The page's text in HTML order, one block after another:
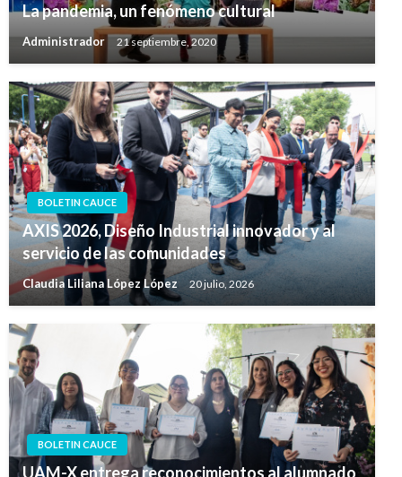
La pandemia, un fenómeno cultural
Administrador 21 septiembre, 2020
BOLETIN CAUCE
AXIS 2026, Diseño Industrial innovador y al
servicio de las comunidades
Claudia Liliana López López 20 julio, 2026
BOLETIN CAUCE
UAM-X entrega reconocimientos al alumnado